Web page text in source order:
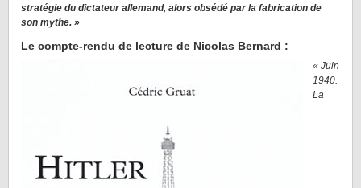
stratégie du dictateur allemand, alors obsédé par la fabrication de
son mythe. »
Le compte-rendu de lecture de Nicolas Bernard :
« Juin
1940.
La